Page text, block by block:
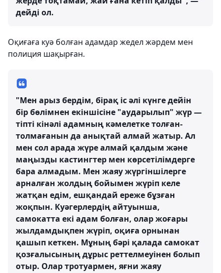
дейді ол.
Оқиғаға куә болған адамдар жедел жәрдем мен
полиция шақырған.
"Мен арыз бердім, бірақ іс әлі күнге дейін
бір бөлімнен екіншісіне "аударылып" жүр —
тіпті кінәлі адамның кәмелетке толған-
толмағанын да анықтай алмай жатыр. Ал
мен сол арада жүре алмай қалдым және
маңызды кастингтер мен көрсетілімдерге
бара алмадым. Мен жаяу жүргіншілерге
арналған жолдың бойымен жүріп келе
жатқан едім, ешқандай ереже бұзған
жоқпын. Куәгерлердің айтуынша,
самокатта екі адам болған, олар жоғары
жылдамдықпен жүріп, оқиға орнынан
қашып кеткен. Мұның бәрі қалада самокат
қозғалысының дұрыс реттелмеуінен болып
отыр. Олар тротуармен, яғни жаяу